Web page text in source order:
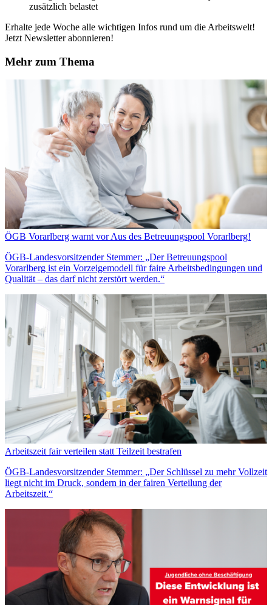
zusätzlich belastet
Erhalte jede Woche alle wichtigen Infos rund um die Arbeitswelt!
Jetzt Newsletter abonnieren!
Mehr zum Thema
ÖGB Vorarlberg warnt vor Aus des Betreuungspool Vorarlberg!
ÖGB-Landesvorsitzender Stemmer: „Der Betreuungspool
Vorarlberg ist ein Vorzeigemodell für faire Arbeitsbedingungen und
Qualität – das darf nicht zerstört werden.“
Arbeitszeit fair verteilen statt Teilzeit bestrafen
ÖGB-Landesvorsitzender Stemmer: „Der Schlüssel zu mehr Vollzeit
liegt nicht im Druck, sondern in der fairen Verteilung der
Arbeitszeit.“